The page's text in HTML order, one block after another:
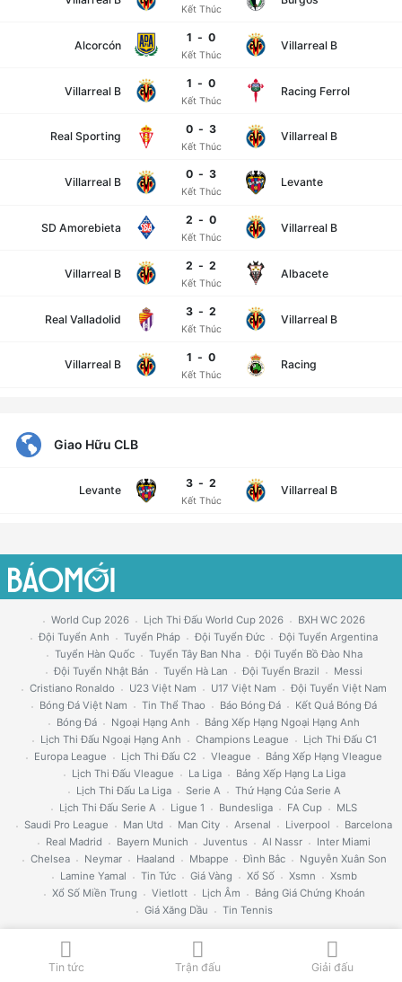
Kết Thúc
Alcorcón
Kết Thúc
1 - 0
Villarreal B
Villarreal B
Kết Thúc
1 - 0
Racing Ferrol
Real Sporting
Kết Thúc
0 - 3
Villarreal B
Villarreal B
Kết Thúc
0 - 3
Levante
SD Amorebieta
Kết Thúc
2 - 0
Villarreal B
Villarreal B
Kết Thúc
2 - 2
Albacete
Real Valladolid
Kết Thúc
3 - 2
Villarreal B
Villarreal B
Kết Thúc
1 - 0
Racing
Giao Hữu CLB
Levante
Kết Thúc
3 - 2
Villarreal B
World Cup 2026 Lịch Thi Đấu World Cup 2026
BXH WC 2026
Đội Tuyển Anh
Tuyển Pháp Đội Tuyển Đức
Đội Tuyển Argentina
Tuyển Hàn Quốc
Tuyển Tây Ban Nha
Đội Tuyển Bồ Đào Nha
Đội Tuyển Nhật Bản
Tuyển Hà Lan Đội Tuyển Brazil
Messi
Cristiano Ronaldo
U23 Việt Nam U17 Việt Nam
Đội Tuyển Việt Nam
Bóng Đá Việt Nam
Tin Thể Thao Báo Bóng Đá
Kết Quả Bóng Đá
Bóng Đá
Ngoại Hạng Anh
Bảng Xếp Hạng Ngoại Hạng Anh
Lịch Thi Đấu Ngoại Hạng Anh
Champions League
Lịch Thi Đấu C1
Europa League
Lịch Thi Đấu C2 Vleague
Bảng Xếp Hạng Vleague
Lịch Thi Đấu Vleague
La Liga
Bảng Xếp Hạng La Liga
Lịch Thi Đấu La Liga
Serie A
Thứ Hạng Của Serie A
Lịch Thi Đấu Serie A
Ligue 1 Bundesliga FA Cup
MLS
Saudi Pro League
Man Utd Man City Arsenal Liverpool
Barcelona
Real Madrid
Bayern Munich Juventus Al Nassr
Inter Miami
Chelsea
Neymar Haaland Mbappe Đình Bắc
Nguyễn Xuân Son
Lamine Yamal
Tin Tức Giá Vàng Xổ Số Xsmn
Xsmb
Xổ Số Miền Trung
Vietlott Lịch Âm
Bảng Giá Chứng Khoán
Giá Xăng Dầu
Tin Tennis
Tin tức Trận đấu Giải đấu